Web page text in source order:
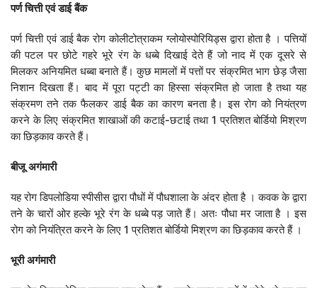
पर्ण चित्ती एवं डाई बैंक
पर्ण चित्ती एवं डाई बैक रोग कोलीटोत्राकम ग्लोयोस्पोरियिड्स द्वारा होता है । पत्तियों
की पटल पर छोटे गहरे भूरे रंग के धब्बे दिखाई देते हैं जो नाद में एक दूसरे से
मिलकर अनियमित धब्बा बनाते हैं। कुछ मामलों में पत्तों पर संक्रमित भाग छेड़ जैसा
निशान दिखता हैं। बाद में पूरा पट्टी का हिस्सा संक्रमित हो जाता है तथा यह
संक्रमण तने तक फैलकर डाई बैक का कारण बनता है। इस रोग को नियंत्रण
करने के लिए संक्रमित शाखाओं की कटाई-छटाई तथा 1 प्रतिशत बोर्डियो मिश्रण
का छिड़काव करते हैं।
बीजू अगंमारी
यह रोग डिपलोडिया स्पीसीस द्वारा पौधों में पौधशाला के अंदर होता है । कवक के द्वारा
तने के चारों ओर हल्के भूरे रंग के धब्बे पड़ जाते हैं। अतः पौधा मर जाता है । इस
रोग को नियंत्रित करने के लिए 1 प्रतिशत बोर्डियो मिश्रण का छिड़काव करते हैं ।
भूरी अगंमारी